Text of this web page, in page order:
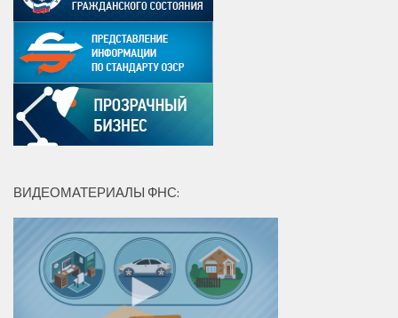
ВИДЕОМАТЕРИАЛЫ ФНС: